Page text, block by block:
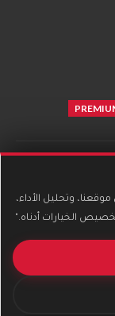
الثقافي
وتحليل الأداء،
الخيارات أدناه."